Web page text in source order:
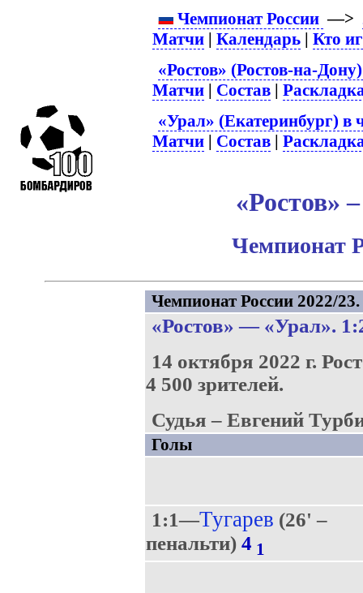
Чемпионат России —>
Матчи |Календарь |Кто
«Ростов» (Ростов-на-
Матчи | Состав |
«Урал» (Екатеринбург) в
Матчи | Состав |
«Ростов»
Чемпионат
Чемпионат России 2022/
«Ростов» — «Урал».
14 октября 2022 г.
4 500 зрителей.
Судья – Евгений
Голы
1:1—Тугарев (26' –
пенальти) 4 1